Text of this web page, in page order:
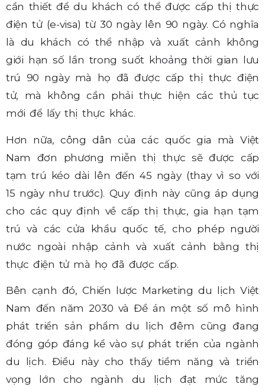
cần thiết để du khách có thể được cấp thị thực
điện tử (e-visa) từ 30 ngày lên 90 ngày. Có nghĩa
là du khách có thể nhập và xuất cảnh không
giới hạn số lần trong suốt khoảng thời gian lưu
trú 90 ngày mà họ đã được cấp thị thực điện
tử, mà không cần phải thực hiện các thủ tục
mới để lấy thị thực khác.
Hơn nữa, công dân của các quốc gia mà Việt
Nam đơn phương miễn thị thực sẽ được cấp
tạm trú kéo dài lên đến 45 ngày (thay vì so với
15 ngày như trước). Quy định này cũng áp dụng
cho các quy định về cấp thị thực, gia hạn tạm
trú và các cửa khẩu quốc tế, cho phép người
nước ngoài nhập cảnh và xuất cảnh bằng thị
thực điện tử mà họ đã được cấp.
Bên cạnh đó, Chiến lược Marketing du lịch Việt
Nam đến năm 2030 và Đề án một số mô hình
phát triển sản phẩm du lịch đêm cũng đang
đóng góp đáng kể vào sự phát triển của ngành
du lịch. Điều này cho thấy tiềm năng và triển
vọng lớn cho ngành du lịch đạt mức tăng